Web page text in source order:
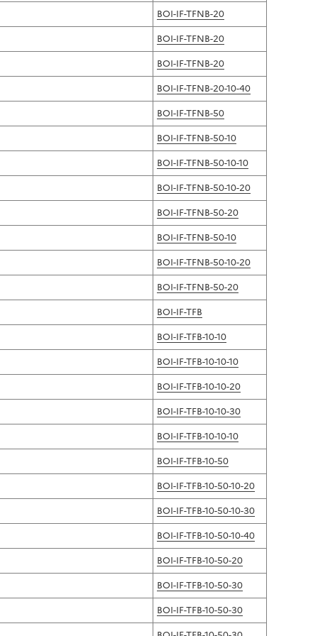
BOI-IF-TFNB-20
BOI-IF-TFNB-20
BOI-IF-TFNB-20
BOI-IF-TFNB-20-10-40
BOI-IF-TFNB-50
BOI-IF-TFNB-50-10
BOI-IF-TFNB-50-10-10
BOI-IF-TFNB-50-10-20
BOI-IF-TFNB-50-20
BOI-IF-TFNB-50-10
BOI-IF-TFNB-50-10-20
BOI-IF-TFNB-50-20
BOI-IF-TFB
BOI-IF-TFB-10-10
BOI-IF-TFB-10-10-10
BOI-IF-TFB-10-10-20
BOI-IF-TFB-10-10-30
BOI-IF-TFB-10-10-10
BOI-IF-TFB-10-50
BOI-IF-TFB-10-50-10-20
BOI-IF-TFB-10-50-10-30
BOI-IF-TFB-10-50-10-40
BOI-IF-TFB-10-50-20
BOI-IF-TFB-10-50-30
BOI-IF-TFB-10-50-30